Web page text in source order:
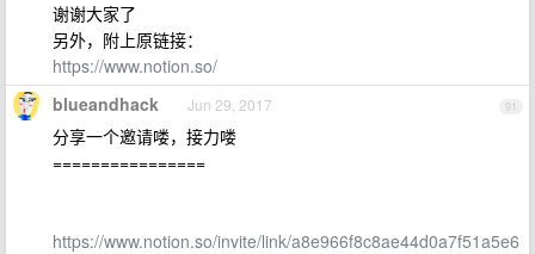
谢谢大家了
另外，附上原链接：
https://www.notion.so/
91
blueandhack Jun 29, 2017
分享一个邀请喽，接力喽
================
https://www.notion.so/invite/link/a8e966f8c8ae44d0a7f51a5e6